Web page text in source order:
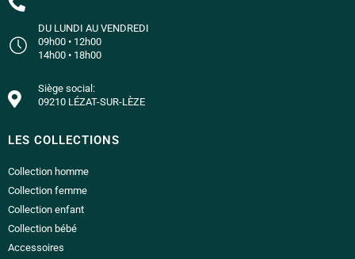
DU LUNDI AU VENDREDI
09h00 • 12h00
14h00 • 18h00
Siège social:
09210 LÉZAT-SUR-LÈZE
LES COLLECTIONS
Collection homme
Collection femme
Collection enfant
Collection bébé
Accessoires